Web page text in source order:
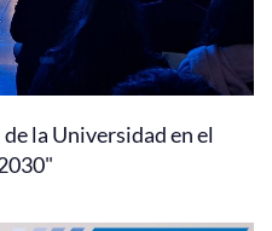
la Universidad en el